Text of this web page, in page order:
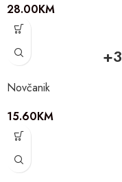
28.00KM
+3
Novčanik
15.60KM